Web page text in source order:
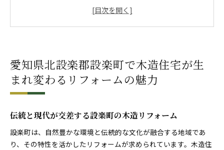
木造住宅の歴史を守りながら新しい価値を創造
設楽町のリフォーム事例から学ぶ成功のポイント
三河ラボが提案する設楽町での木造リフォームで暮ら
しを豊かに
設楽町の木造住宅に適したリフォーム技術
暮らしを豊かにするリフォームの選択肢
三河ラボの実績に基づく安心のリフォーム
愛知県北設楽郡設楽町で木造住宅が生
まれ変わるリフォームの魅力
伝統と現代が交差する設楽町の木造リフォーム
設楽町は、自然豊かな環境と伝統的な文化が融合する地域であ
り、その特性を活かしたリフォームが求められています。木造住